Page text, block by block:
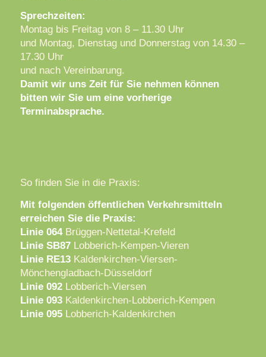
Sprechzeiten:
Montag bis Freitag von 8 – 11.30 Uhr
und Montag, Dienstag und Donnerstag von 14.30 –
17.30 Uhr
und nach Vereinbarung.
Damit wir uns Zeit für Sie nehmen können
bitten wir Sie um eine vorherige
Terminabsprache.
So finden Sie in die Praxis:
Mit folgenden öffentlichen Verkehrsmitteln
erreichen Sie die Praxis:
Linie 064Brüggen-Nettetal-Krefeld
Linie SB87Lobberich-Kempen-Vieren
Linie RE13Kaldenkirchen-Viersen-
Mönchengladbach-Düsseldorf
Linie 092Lobberich-Viersen
Linie 093Kaldenkirchen-Lobberich-Kempen
Linie 095Lobberich-Kaldenkirchen